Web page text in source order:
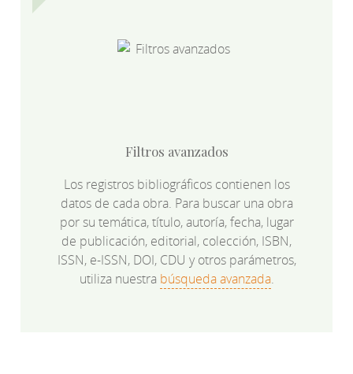
Filtros avanzados
Los registros bibliográficos contienen los
datos de cada obra. Para buscar una obra
por su temática, título, autoría, fecha, lugar
de publicación, editorial, colección, ISBN,
ISSN, e-ISSN, DOI, CDU y otros parámetros,
utiliza nuestra búsqueda avanzada.